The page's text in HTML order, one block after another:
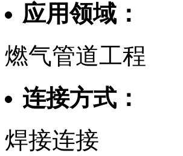
应用领域：
燃气管道工程
连接方式：
焊接连接